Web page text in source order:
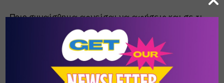
Ποιο συναίσθημα αρνείσαι να αφήσεις και σε τι
σε εξυπηρετεί να το κρατάς μέσα σου; Σε βοηθάει
Τι κερδίζεις με το να μένεις παγιωμένος και να
θρηνείς απώλειες;